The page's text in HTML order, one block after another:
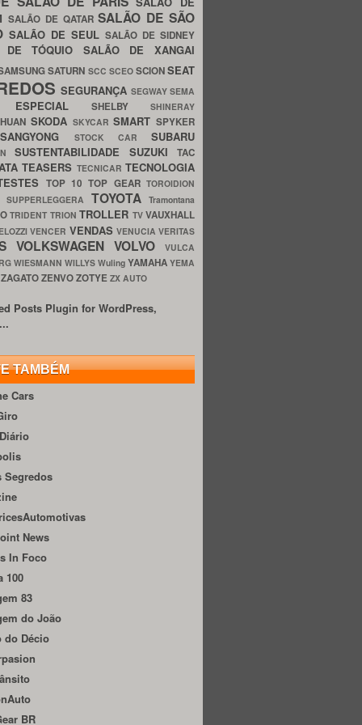
SALÃO DE QATARSALÃO DE SÃO
SALÃO DE SEUL SALÃO DE SIDNEY
DE TÓQUIO SALÃO DE XANGAI
SATURN SCC SCEO SCIONSEAT
SEGURANÇA SEGWAYSEMA
ESPECIAL SHELBY SHINERAY
SKODA SKYCARSMART SPYKER
STOCK CAR SUBARU
SUSTENTABILIDADE SUZUKITAC
TEASERS TECNICAR TECNOLOGIA
TOP 10TOP GEARTOROIDION
SUPPERLEGGERA TOYOTATramontana
TRIDENT TRIONTROLLER TVVAUXHALL
VENCER VENDAS VENUCIAVERITAS
VOLKSWAGEN VOLVO
VULCA
WIESMANN WILLYS Wuling YAMAHA YEMA
ZAGATOZENVOZOTYE ZX AUTO
TAMBÉM
Cars
Segredos
News
In Foco
100
83
do João
do Décio
BR